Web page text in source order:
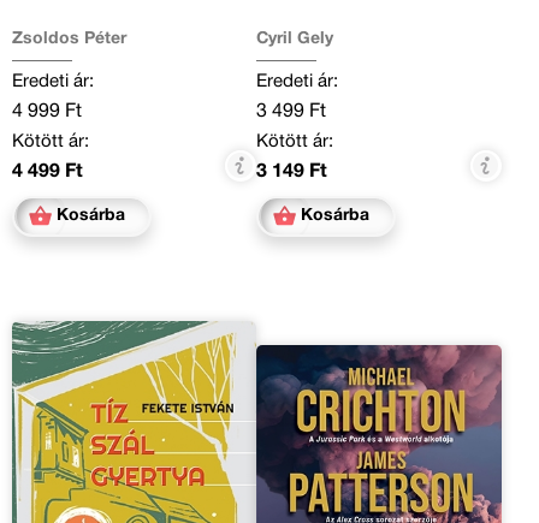
Zsoldos Péter
Eredeti ár:
4 999 Ft
Kötött ár:
4 499 Ft
Kosárba
Cyril Gely
Eredeti ár:
3 499 Ft
Kötött ár:
3 149 Ft
Kosárba